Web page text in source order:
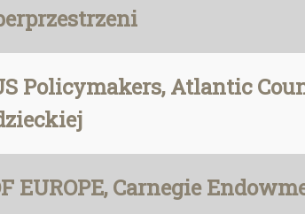
Policymakers, Atlantic
EUROPE, Carnegie